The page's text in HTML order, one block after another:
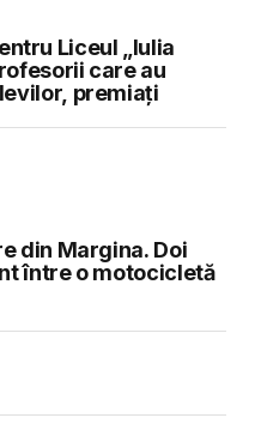
Liceul „Iulia
care au
premiați
din Margina. Doi
între o motocicletă